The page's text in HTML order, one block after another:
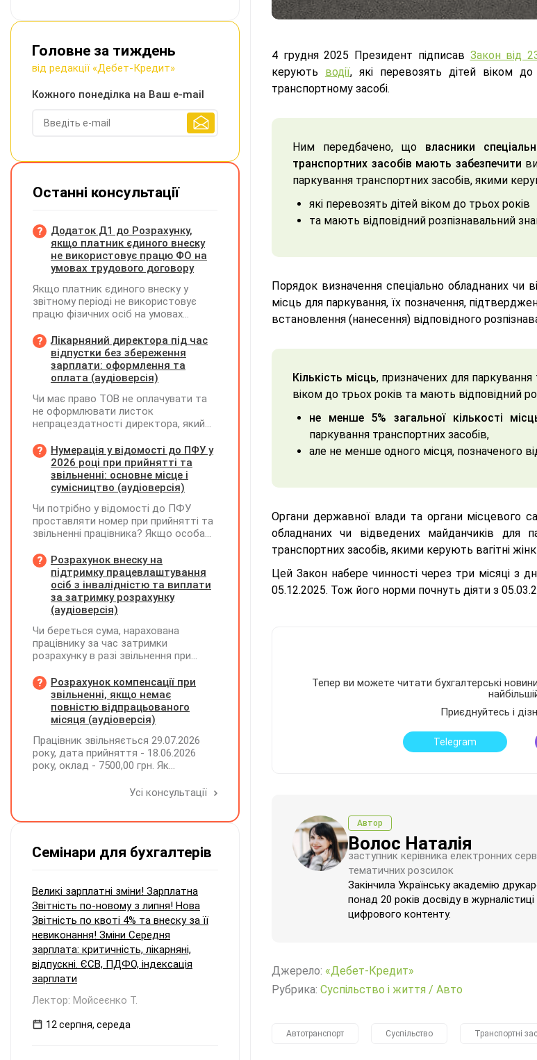
4 грудня 2025 Президент підписав Закон від
керують водії, які перевозять дітей віком
транспортному засобі.
Ним передбачено, що власники
транспортних засобів мають забезпечити
паркування транспортних засобів, якими
які перевозять дітей віком до трьох років
та мають відповідний розпізнавальний
Порядок визначення спеціально обладнаних чи
місць для паркування, їх позначення,
встановлення (нанесення) відповідного
Кількість місць, призначених для паркування
віком до трьох років та мають відповідний
не менше 5% загальної кількості
паркування транспортних засобів,
але не менше одного місця, позначеного
Органи державної влади та органи місцевого
обладнаних чи відведених майданчиків для
транспортних засобів, якими керують вагітні
Цей Закон набере чинності через три місяці з
05.12.2025. Тож його норми почнуть діяти з
Тепер ви можете читати бухгалтерські
Приєднуйтесь і
Telegram
Автор
Волос Наталія
заступник керівника електронних
тематичних розсилок
Закінчила Українську академію
понад 20 років досвіду в
цифрового контенту.
Джерело: «Дебет-Кредит»
Рубрика: Суспільство і життя / Авто
Автотранспорт Суспільство Транспортні
Головне за тиждень
від редакції «Дебет-Кредит»
Кожного понеділка на Ваш e-mail
Останні консультації
Додаток Д1 до Розрахунку,
якщо платник єдиного внеску
не використовує працю ФО на
умовах трудового договору
Якщо платник єдиного внеску у
звітному періоді не використовує
працю фізичних осіб на умовах
на інших умовах, передбачених
законодавством, Додаток Д1/
Додаток ФІЗ-Д1 за відповідний
період не подається
Лікарняний директора під час
відпустки без збереження
зарплати: оформлення та
оплата (аудіоверсія)
Чи має право ТОВ не оплачувати та
не оформлювати листок
непрацездатності директора, який
збереження заробітної плати під час
призупинення діяльності
підприємства?
Нумерація у відомості до ПФУ у
2026 році при прийнятті та
звільненні: основне місце і
сумісництво (аудіоверсія)
Чи потрібно у відомості до ПФУ
проставляти номер при прийнятті та
звільненні працівника? Якщо особа
місцем роботи та за сумісництвом,
чи рахується це як два роботодавці?
Розрахунок внеску на
підтримку працевлаштування
осіб з інвалідністю та виплати
за затримку розрахунку
(аудіоверсія)
Чи береться сума, нарахована
працівнику за час затримки
розрахунку в разі звільнення при
заробітної плати (винагороди), для
розрахунку внеску на підтримку
працевлаштування осіб з
інвалідністю?
Розрахунок компенсації при
звільненні, якщо немає
повністю відпрацьованого
місяця (аудіоверсія)
Працівник звільняється 29.07.2026
року, дата прийняття - 18.06.2026
року, оклад - 7500,00 грн. Як
невикористаних днів відпустки при
Усі консультації
Семінари для бухгалтерів
Великі зарплатні зміни! Зарплатна
Звітність по-новому з липня! Нова
Звітність по квоті 4% та внеску за її
невиконання! Зміни Середня
зарплата: критичність, лікарняні,
відпускні. ЄСВ, ПДФО, індексація
зарплати
Лектор: Мойсеєнко Т.
12 серпня, середа